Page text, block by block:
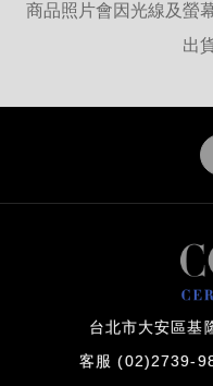
商品照片會因光線及螢
出
台北市大安區基
客服 (02)2739-